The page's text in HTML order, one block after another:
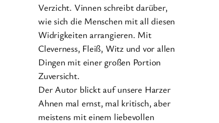
Verzicht. Vinnen schreibt darüber,
wie sich die Menschen mit all diesen
Widrigkeiten arrangieren. Mit
Cleverness, Fleiß, Witz und vor allen
Dingen mit einer großen Portion
Zuversicht.
Der Autor blickt auf unsere Harzer
Ahnen mal ernst, mal kritisch, aber
meistens mit einem liebevollen